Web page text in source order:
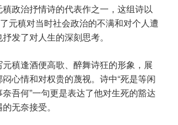
稹政治抒情诗的代表作之一，这组诗以
元稹对当时社会政治的不满和对个人遭
发了对人生的深刻思考。
稹逢酒便高歌、醉舞诗狂的形象，展
心情和对权贵的蔑视。诗中“死是等闲
吾何”一句更是表达了他对生死的豁达
无奈接受。